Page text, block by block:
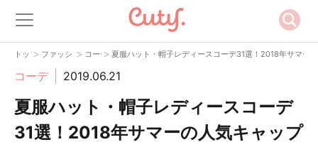
トップ
> ファッション
> コーデ
> 夏服ハット・帽子レディースコーデ31選！2018年サマー
コーデ 2019.06.21
夏服ハット・帽子レディースコーデ
31選！2018年サマーの人気キャップ